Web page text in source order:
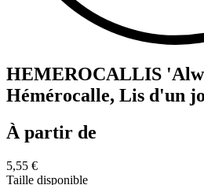
HEMEROCALLIS
Hémérocalle, Lis d'un
À partir de
5,55 €
Taille disponible